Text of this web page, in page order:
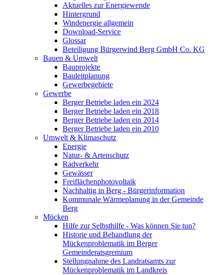
Aktuelles zur Energiewende
Hintergrund
Windenergie allgemein
Download-Service
Glossar
Beteiligung Bürgerwind Berg GmbH Co. KG
Bauen & Umwelt
Bauprojekte
Bauleitplanung
Gewerbegebiete
Gewerbe
Berger Betriebe laden ein 2024
Berger Betriebe laden ein 2018
Berger Betriebe laden ein 2014
Berger Betriebe laden ein 2010
Umwelt & Klimaschutz
Energie
Natur- & Artenschutz
Radverkehr
Gewässer
Freiflächenphotovoltaik
Nachhaltig in Berg - Bürgerinformation
Kommunale Wärmeplanung in der Gemeinde
Berg
Mücken
Hilfe zur Selbsthilfe - Was können Sie tun?
Historie und Behandlung der
Mückenproblematik im Berger
Gemeinderatsgremium
Stellungnahme des Landratsamts zur
Mückenproblematik im Landkreis